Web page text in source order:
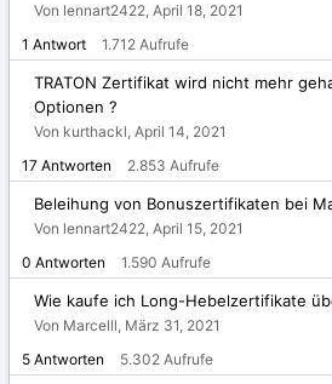
Von lennart2422, April 18, 2021
1 Antwort 1.712 Aufrufe
TRATON Zertifikat wird nicht mehr
Optionen ?
Von kurthackl, April 14, 2021
17 Antworten 2.853 Aufrufe
Beleihung von Bonuszertifikaten bei
Von lennart2422, April 15, 2021
0 Antworten 1.590 Aufrufe
Wie kaufe ich Long-Hebelzertifikate
Von Marcelll, März 31, 2021
5 Antworten 5.302 Aufrufe